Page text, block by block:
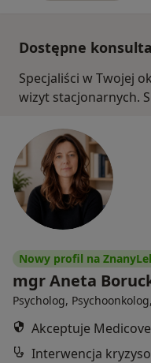
Dostępne
Specjaliści w Twojej
wizyt stacjonarnych.
Nowy profil na
mgr Aneta
Psycholog,
Akceptuje
Interwencja